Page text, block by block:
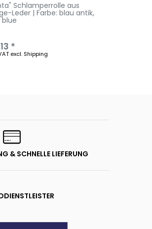
Schlamperrolle aus
Leder | Farbe: blau antik,
blue
*
excl. Shipping
& SCHNELLE LIEFERUNG